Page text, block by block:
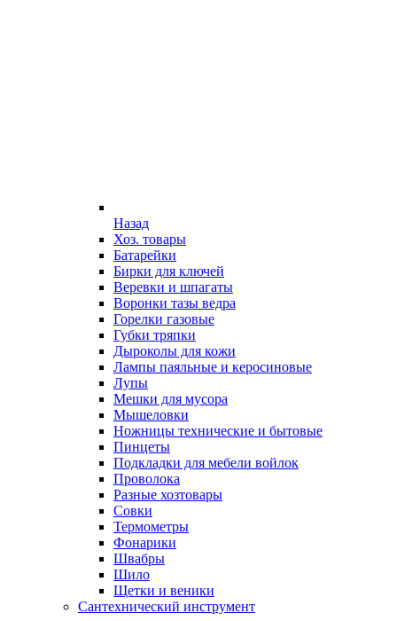
Назад
Хоз. товары
Батарейки
Бирки для ключей
Веревки и шпагаты
Воронки тазы ведра
Горелки газовые
Губки тряпки
Дыроколы для кожи
Лампы паяльные и керосиновые
Лупы
Мешки для мусора
Мышеловки
Ножницы технические и бытовые
Пинцеты
Подкладки для мебели войлок
Проволока
Разные хозтовары
Совки
Термометры
Фонарики
Швабры
Шило
Щетки и веники
Сантехнический инструмент